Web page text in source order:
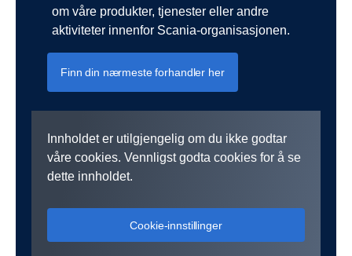
om våre produkter, tjenester eller andre
aktiviteter innenfor Scania-organisasjonen.
Finn din nærmeste forhandler her
Innholdet er utilgjengelig om du ikke godtar
våre cookies. Vennligst godta cookies for å se
dette innholdet.
Cookie-innstillinger